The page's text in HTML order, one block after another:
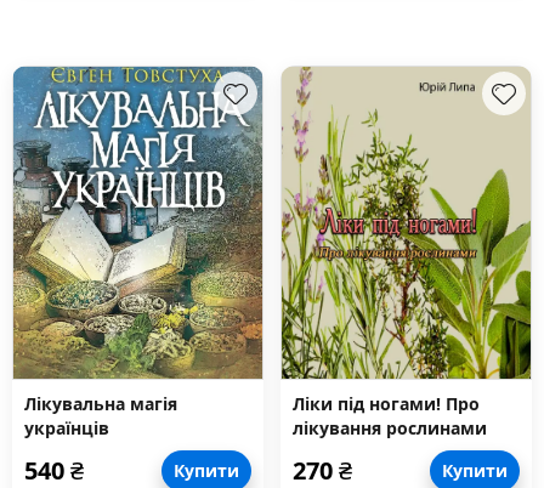
Лікувальна магія
українців
540₴ Купити
Ліки під ногами! Про
лікування рослинами
270₴ Купити